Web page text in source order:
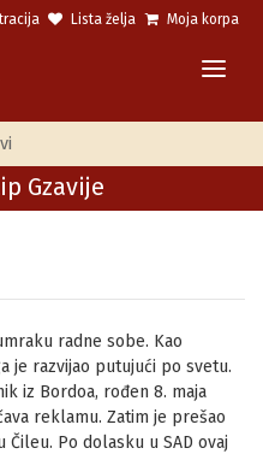
Lista želja Moja korpa
Gzavije
radne sobe. Kao
je razvijao putujući po svetu.
iz Bordoa, rođen 8. maja
reklamu. Zatim je prešao
Po dolasku u SAD ovaj